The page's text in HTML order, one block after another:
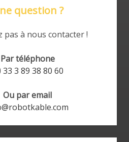
question ?
pas à nous contacter !
Par téléphone
33 3 89 38 80 60
Ou par email